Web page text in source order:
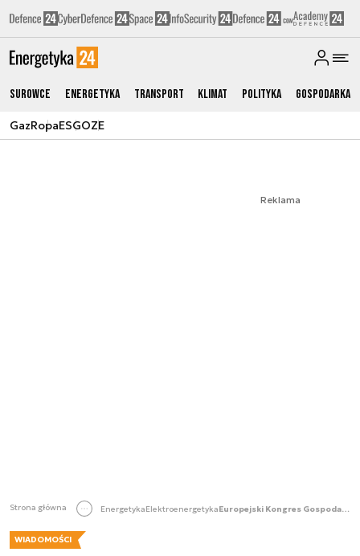
Surowce Energetyka Transport Klimat Polityka Gospodarka
GazRopaESGOZE
Reklama
Strona główna EnergetykaElektroenergetyka Europejski Kongres Gospodarczy 2017 - problemy i wyzwania inwestycji w energetyce
WIADOMOŚCI